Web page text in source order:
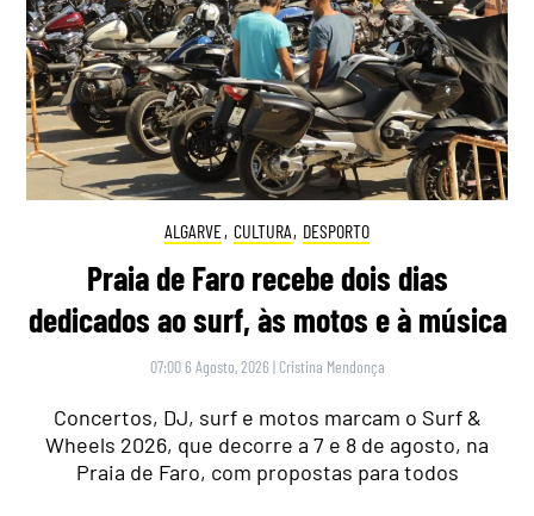
ALGARVE, CULTURA, DESPORTO
Praia de Faro recebe dois dias
dedicados ao surf, às motos e à música
07:00 6 Agosto, 2026 | Cristina Mendonça
Concertos, DJ, surf e motos marcam o Surf &
Wheels 2026, que decorre a 7 e 8 de agosto, na
Praia de Faro, com propostas para todos